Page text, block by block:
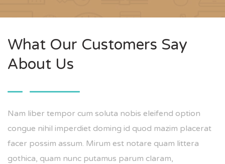
What Our Customers Say
About Us
Nam liber tempor cum soluta nobis eleifend option
congue nihil imperdiet doming id quod mazim placerat
facer possim assum. Mirum est notare quam littera
gothica, quam nunc putamus parum claram,